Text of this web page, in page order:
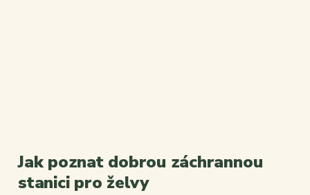
Jak poznat dobrou záchrannou
stanici pro želvy